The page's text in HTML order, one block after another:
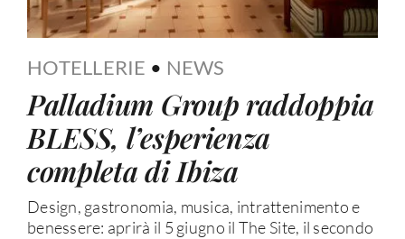
HOTELLERIE • NEWS
Palladium Group raddoppia
BLESS, l’esperienza
completa di Ibiza
Design, gastronomia, musica, intrattenimento e
benessere: aprirà il 5 giugno il The Site, il secondo